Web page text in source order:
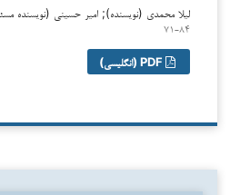
لیلا محمدی (نویسنده); امیر حسینی (نویسنده
۷۱-۸۴